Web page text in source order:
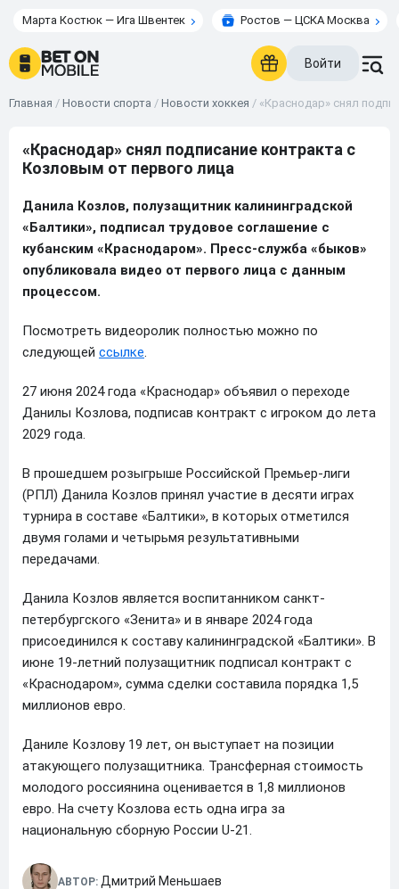
Марта Костюк — Ига Швентек Ростов — ЦСКА Москва
Войти
Главная / Новости спорта / Новости хоккея / «Краснодар» снял
«Краснодар» снял подписание контракта с
Козловым от первого лица
Данила Козлов, полузащитник калининградской
«Балтики», подписал трудовое соглашение с
кубанским «Краснодаром». Пресс-служба «быков»
опубликовала видео от первого лица с данным
процессом.
Посмотреть видеоролик полностью можно по
следующей ссылке.
27 июня 2024 года «Краснодар» объявил о переходе
Данилы Козлова, подписав контракт с игроком до лета
2029 года.
В прошедшем розыгрыше Российской Премьер-лиги
(РПЛ) Данила Козлов принял участие в десяти играх
турнира в составе «Балтики», в которых отметился
двумя голами и четырьмя результативными
передачами.
Данила Козлов является воспитанником санкт-
петербургского «Зенита» и в январе 2024 года
присоединился к составу калининградской «Балтики». В
июне 19-летний полузащитник подписал контракт с
«Краснодаром», сумма сделки составила порядка 1,5
миллионов евро.
Даниле Козлову 19 лет, он выступает на позиции
атакующего полузащитника. Трансферная стоимость
молодого россиянина оценивается в 1,8 миллионов
евро. На счету Козлова есть одна игра за
национальную сборную России U-21.
АВТОР: Дмитрий Меньшаев